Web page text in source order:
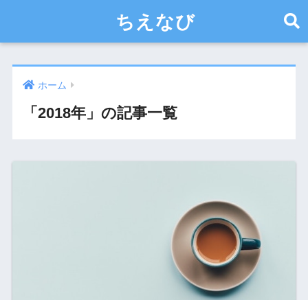
ちえなび
ホーム
「2018年」の記事一覧